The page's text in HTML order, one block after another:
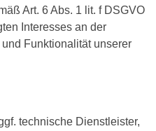
Art. 6 Abs. 1 lit. f DSGVO
Interesses an der
Funktionalität unserer
technische Dienstleister,